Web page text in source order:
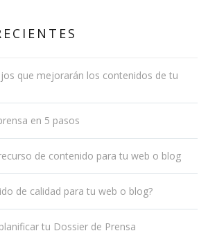
que mejorarán los contenidos de tu
en 5 pasos
de contenido para tu web o blog
de calidad para tu web o blog?
tu Dossier de Prensa